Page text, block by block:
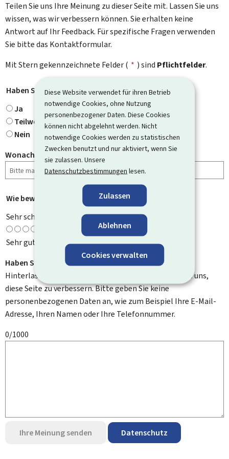
Diese Website verwendet für ihren Betrieb
notwendige Cookies, ohne Nutzung
personenbezogener Daten. Diese Cookies
können nicht abgelehnt werden. Nicht
notwendige Cookies werden zu statistischen
Zwecken benutzt und nur aktiviert, wenn Sie
sie zulassen. Unsere
Datenschutzbestimmungen lesen.
Zulassen
Ablehnen
Cookies verwalten
Teilen Sie uns Ihre Meinung zu dieser Seite mit. Lassen Sie uns
wissen, was wir verbessern können. Sie erhalten keine
Antwort auf Ihr Feedback. Für spezifische Fragen verwenden
Sie bitte das Kontaktformular.
Mit Stern gekennzeichnete Felder ( * ) sind Pflichtfelder.
Haben Sie gefunden, wonach Sie gesucht haben?
Ja
Teilweise
Nein
Wonach haben Sie gesucht?
Wie bewerten Sie diese Seite? *
Sehr schlecht
Sehr gut
Haben Sie Verbesserungsvorschläge?
Hinterlassen Sie uns einen Kommentar und helfen Sie uns,
diese Seite zu verbessern. Bitte geben Sie keine
personenbezogenen Daten an, wie zum Beispiel Ihre E-Mail-
Adresse, Ihren Namen oder Ihre Telefonnummer.
0/1000
Ihre Meinung senden Datenschutz